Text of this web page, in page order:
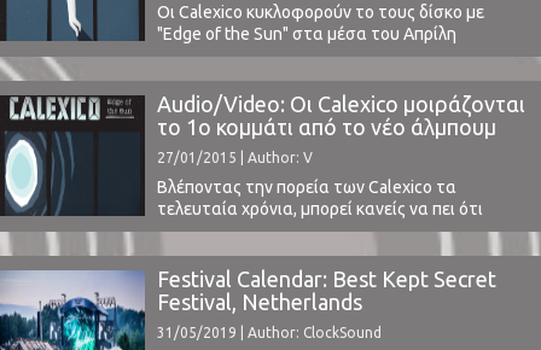
Οι Calexico κυκλοφορούν το τους δίσκο με
"Edge of the Sun" στα μέσα του Απρίλη
(13.04.2015) και μοιράζονται, ένα ακόμα
τραγούδι, το Falling From The Sky με guest
φωνητικά από τον Ben Bridwell των Band of
Horses.To τραγούδι είναι καλό και κινείται στα
γνώριμα μουσικά μονοπάτια των Calexico.
Audio/Video: Οι Calexico μοιράζονται
το 1ο κομμάτι από το νέο άλμπουμ
27/01/2015 | Author: V
Βλέποντας την πορεία των Calexico τα
τελευταία χρόνια, μπορεί κανείς να πει ότι
πρόκειται για μία αρκετά άτυχη μπάντα. Έχουν
καταφέρει να βγάλουν πολύ ποιοτικά άλμπουμ.
Άλμπουμ τα οποία έλαβαν εξαιρετικές κριτικές
από τα μουσικά sites και περιοδικά παγκοσμίως.
Παρόλα αυτά όμως δεν κατάφεραν να
ξαναβρούν τη δημοτικότητα που είχαν ...
Festival Calendar: Best Kept Secret
Festival, Netherlands
31/05/2019 | Author: ClockSound